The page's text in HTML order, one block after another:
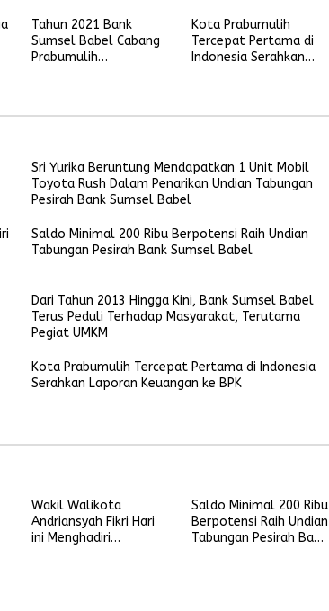
Tahun 2021 Bank
Sumsel Babel Cabang
Prabumulih
Kota Prabumulih
Tercepat Pertama di
Indonesia Serahkan
Sri Yurika Beruntung Mendapatkan 1 Unit Mobil
Toyota Rush Dalam Penarikan Undian Tabungan
Pesirah Bank Sumsel Babel
Saldo Minimal 200 Ribu Berpotensi Raih Undian
Tabungan Pesirah Bank Sumsel Babel
Dari Tahun 2013 Hingga Kini, Bank Sumsel Babel
Terus Peduli Terhadap Masyarakat, Terutama
Pegiat UMKM
Kota Prabumulih Tercepat Pertama di Indonesia
Serahkan Laporan Keuangan ke BPK
Wakil Walikota
Andriansyah Fikri Hari
ini Menghadiri
Saldo Minimal 200 Ribu
Berpotensi Raih Undian
Tabungan Pesirah Bank